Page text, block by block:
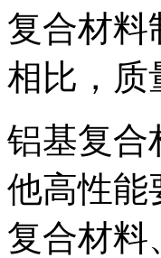
复合材料
相比，
铝基复合
他高性能
复合材料